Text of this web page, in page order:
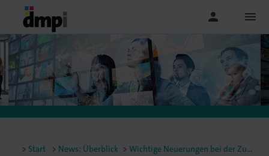
person menu
Start News: Überblick
Wichtige Neuerungen bei der Zustellung von (Kündigungs-)Schreiben